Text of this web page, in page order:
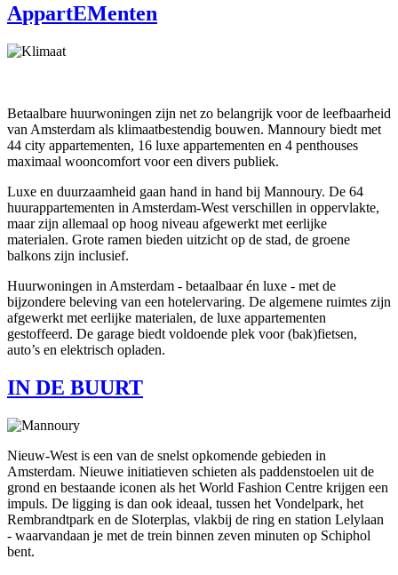
AppartEMenten
Betaalbare huurwoningen zijn net zo belangrijk voor de leefbaarheid
van Amsterdam als klimaatbestendig bouwen. Mannoury biedt met
44 city appartementen, 16 luxe appartementen en 4 penthouses
maximaal wooncomfort voor een divers publiek.
Luxe en duurzaamheid gaan hand in hand bij Mannoury. De 64
huurappartementen in Amsterdam-West verschillen in oppervlakte,
maar zijn allemaal op hoog niveau afgewerkt met eerlijke
materialen. Grote ramen bieden uitzicht op de stad, de groene
balkons zijn inclusief.
Huurwoningen in Amsterdam - betaalbaar én luxe - met de
bijzondere beleving van een hotelervaring. De algemene ruimtes zijn
afgewerkt met eerlijke materialen, de luxe appartementen
gestoffeerd. De garage biedt voldoende plek voor (bak)fietsen,
auto’s en elektrisch opladen.
IN DE BUURT
Nieuw-West is een van de snelst opkomende gebieden in
Amsterdam. Nieuwe initiatieven schieten als paddenstoelen uit de
grond en bestaande iconen als het World Fashion Centre krijgen een
impuls. De ligging is dan ook ideaal, tussen het Vondelpark, het
Rembrandtpark en de Sloterplas, vlakbij de ring en station Lelylaan
- waarvandaan je met de trein binnen zeven minuten op Schiphol
bent.